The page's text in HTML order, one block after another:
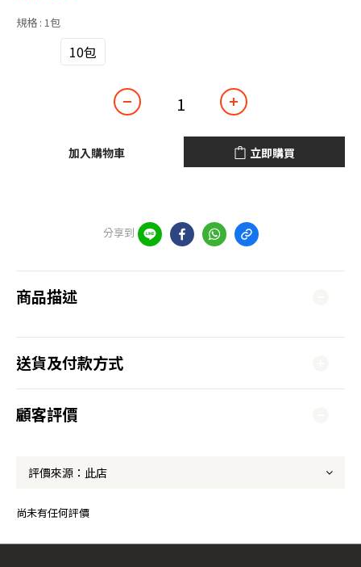
規格 : 1包
10包
加入購物車 立即購買
分享到
商品描述
送貨及付款方式
顧客評價
尚未有任何評價